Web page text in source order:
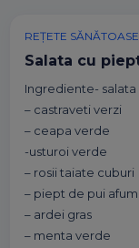
REȚETE SĂNĂTOASE
Salata cu
Ingrediente- salata
– castraveti verzi
– ceapa verde
-usturoi verde
– rosii taiate cuburi
– piept de pui
– ardei gras
– menta verde